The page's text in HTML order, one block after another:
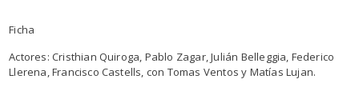
Ficha
Actores: Cristhian Quiroga, Pablo Zagar, Julián Belleggia, Federico
Llerena, Francisco Castells, con Tomas Ventos y Matías Lujan.